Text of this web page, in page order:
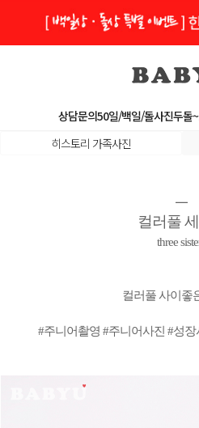
상담문의50일/백일/돌사진두돌
히스토리 가족사진
ㅡ
컬러풀
three
컬러풀 사이좋
#주니어촬영 #주니어사진 #성